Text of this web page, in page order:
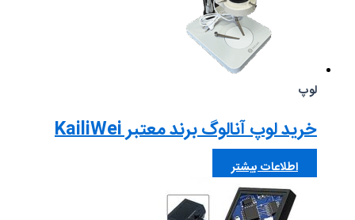
لوپ
خرید لوپ آنالوگ برند معتبر KailiWei
اطلاعات بیشتر